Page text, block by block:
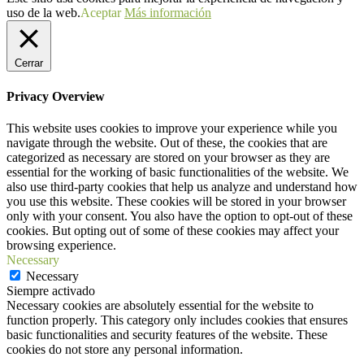
uso de la web.Aceptar Más información
Cerrar
Privacy Overview
This website uses cookies to improve your experience while you
navigate through the website. Out of these, the cookies that are
categorized as necessary are stored on your browser as they are
essential for the working of basic functionalities of the website. We
also use third-party cookies that help us analyze and understand how
you use this website. These cookies will be stored in your browser
only with your consent. You also have the option to opt-out of these
cookies. But opting out of some of these cookies may affect your
browsing experience.
Necessary
Necessary
Siempre activado
Necessary cookies are absolutely essential for the website to
function properly. This category only includes cookies that ensures
basic functionalities and security features of the website. These
cookies do not store any personal information.